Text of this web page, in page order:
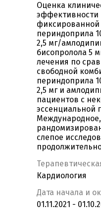
Оценка
эффективности
периндоприла
2,5 мг/
бисопролола 5
лечения по
свободной
периндоприла
2,5 мг и
пациентов с
эссенциальной
слепое
Кардиология
Дата начала и
01.11.2021 -